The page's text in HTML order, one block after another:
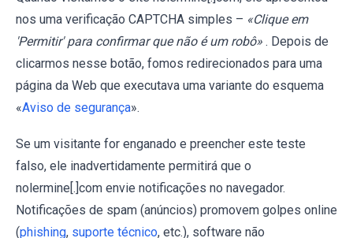
nos uma verificação CAPTCHA simples – «Clique em
'Permitir' para confirmar que não é um robô» . Depois de
clicarmos nesse botão, fomos redirecionados para uma
página da Web que executava uma variante do esquema
«Aviso de segurança».
Se um visitante for enganado e preencher este teste
falso, ele inadvertidamente permitirá que o
nolermine[.]com envie notificações no navegador.
Notificações de spam (anúncios) promovem golpes online
(phishing, suporte técnico, etc.), software não